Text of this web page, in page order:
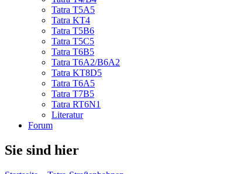
Tatra T5A5
Tatra KT4
Tatra T5B6
Tatra T5C5
Tatra T6B5
Tatra T6A2/B6A2
Tatra KT8D5
Tatra T6A5
Tatra T7B5
Tatra RT6N1
Literatur
Forum
Sie sind hier